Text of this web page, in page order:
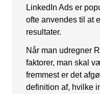
Server-Side Tracking
LinkedIn Ads er
ofte anvendes til at
resultater.
Når man udregner
faktorer, man skal
fremmest er det
definition af, hvilke